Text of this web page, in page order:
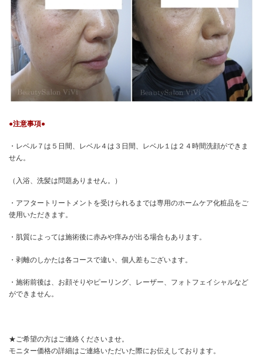
●注意事項●
・レベル７は５日間、レベル４は３日間、レベル１は２４時間洗顔ができま
せん。
（入浴、洗髪は問題ありません。）
・アフタートリートメントを受けられるまでは専用のホームケア化粧品をご
使用いただきます。
・肌質によっては施術後に赤みや痒みが出る場合もあります。
・剥離のしかたは各コースで違い、個人差もございます。
・施術前後は、お顔そりやピーリング、レーザー、フォトフェイシャルなど
ができません。
★ご希望の方はご連絡くださいませ。
モニター価格の詳細はご連絡いただいた際にお伝えしております。